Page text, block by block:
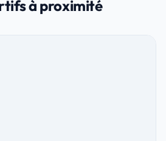
à proximité